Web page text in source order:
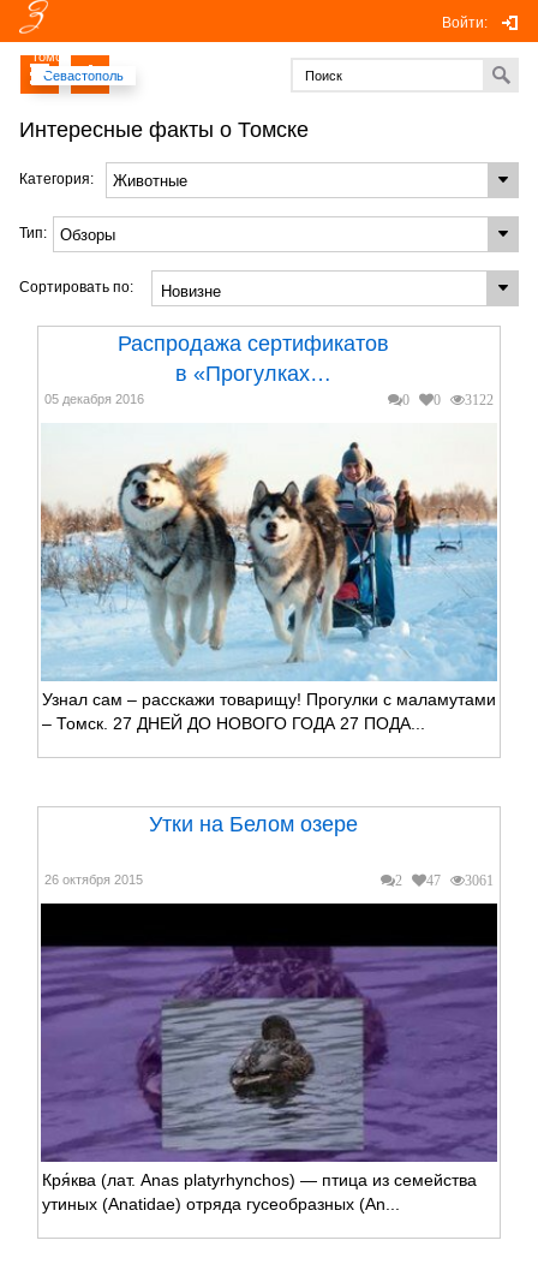
Томск
Севастополь
Интересные факты о Томске
Войти:
Категория:
Тип:
Сортировать по:
Распродажа сертификатов
в «Прогулках…
0 0 3122
05 декабря 2016
Узнал сам – расскажи товарищу! Прогулки с маламутами
– Томск. 27 ДНЕЙ ДО НОВОГО ГОДА 27 ПОДА...
Утки на Белом озере
2 47 3061
26 октября 2015
Кря́ква (лат. Anas platyrhynchos) — птица из семейства
утиных (Anatidae) отряда гусеобразных (An...